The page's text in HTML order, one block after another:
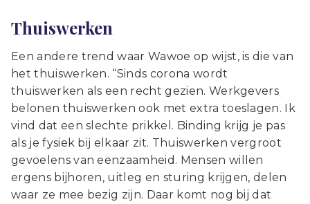
Thuiswerken
Een andere trend waar Wawoe op wijst, is die van
het thuiswerken. “Sinds corona wordt
thuiswerken als een recht gezien. Werkgevers
belonen thuiswerken ook met extra toeslagen. Ik
vind dat een slechte prikkel. Binding krijg je pas
als je fysiek bij elkaar zit. Thuiswerken vergroot
gevoelens van eenzaamheid. Mensen willen
ergens bijhoren, uitleg en sturing krijgen, delen
waar ze mee bezig zijn. Daar komt nog bij dat